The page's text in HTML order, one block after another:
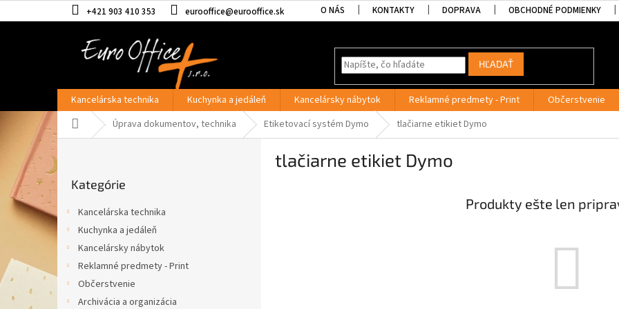
na
+421 903 410 353 eurooffice@eurooffice.sk O NÁS KONTAKTY DOPRAVA OBCHODNÉ PODMIENKY
HĽADAŤ
Kancelárska technika Kuchynka a jedáleň Kancelársky nábytok Reklamné predmety - Print Občerstvenie
DomovÚprava dokumentov, technika Etiketovací systém Dymo tlačiarne etikiet Dymo
o
č
p
a
l
kategórie
Kategórie
Kancelárska technika
Kuchynka a jedáleň
Kancelársky nábytok
Reklamné predmety - Print
Občerstvenie
Archivácia a organizácia
tlačiarne etikiet Dymo
Produkty ešte len